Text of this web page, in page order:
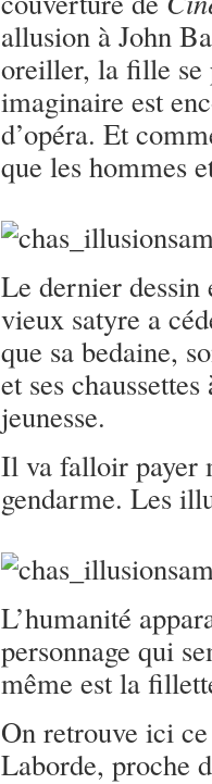
allusion à John
oreiller, la fille se
imaginaire est
d’opéra. Et
que les hommes
Le dernier dessin
vieux satyre a
que sa bedaine,
et ses
jeunesse.
Il va falloir payer
gendarme. Les
L’humanité
personnage qui
même est la
On retrouve ici
Laborde, proche